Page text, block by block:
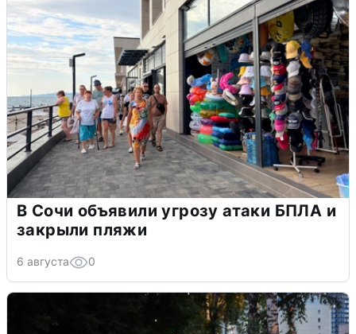
В Сочи объявили угрозу атаки БПЛА и
закрыли пляжи
6 августа 0